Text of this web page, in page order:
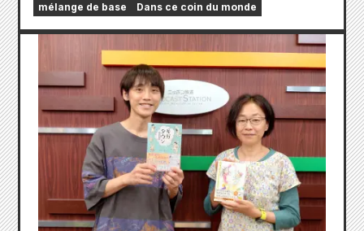
mélange de base Dans ce coin du monde